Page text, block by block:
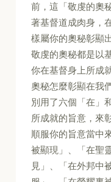
前，這「敬虔的奧
著基督道成肉身，
樣屬你的奧秘彰顯
敬虔的奧秘都是以
你在基督身上所成
奧秘怎麼彰顯在我
別用了六個「在」
所成就的旨意，來
順服你的旨意當中
被顯現」、「在聖
見」、「在外邦中